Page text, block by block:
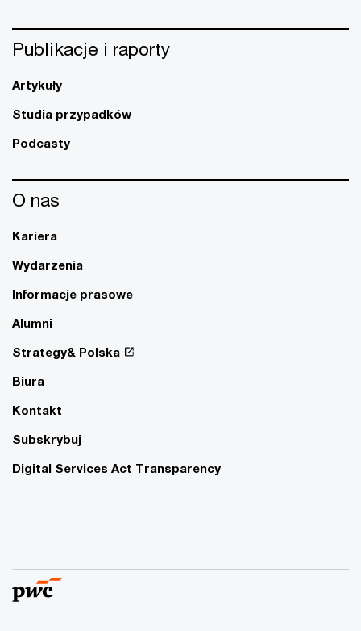
Publikacje i raporty
Artykuły
Studia przypadków
Podcasty
O nas
Kariera
Wydarzenia
Informacje prasowe
Alumni
Strategy& Polska
Biura
Kontakt
Subskrybuj
Digital Services Act Transparency